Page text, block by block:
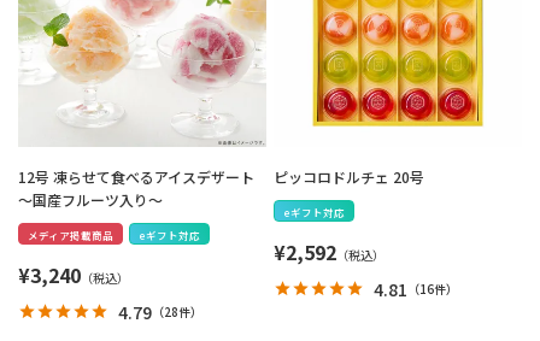
12号 凍らせて食べるアイスデザート
～国産フルーツ入り～
メディア掲載商品 eギフト対応
¥3,240
4.79 （28件）
ピッコロドルチェ 20号
eギフト対応
¥2,592
4.81 （16件）